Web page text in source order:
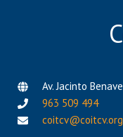
Av. Jacinto
963 509 494
coitcv@coitcv.org